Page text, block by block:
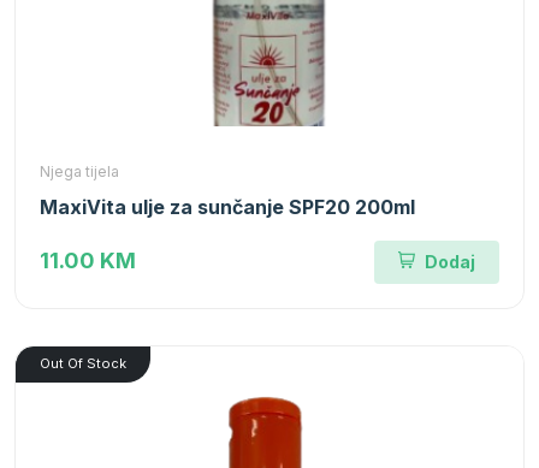
Njega tijela
MaxiVita ulje za sunčanje SPF20 200ml
11.00 KM Dodaj
Out Of Stock